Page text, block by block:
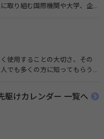
取り組む国際機関や大学、企
使用することの大切さ、その
でも多くの方に知ってもらう
リソースガイド）
駆けカレンダー 一覧へ